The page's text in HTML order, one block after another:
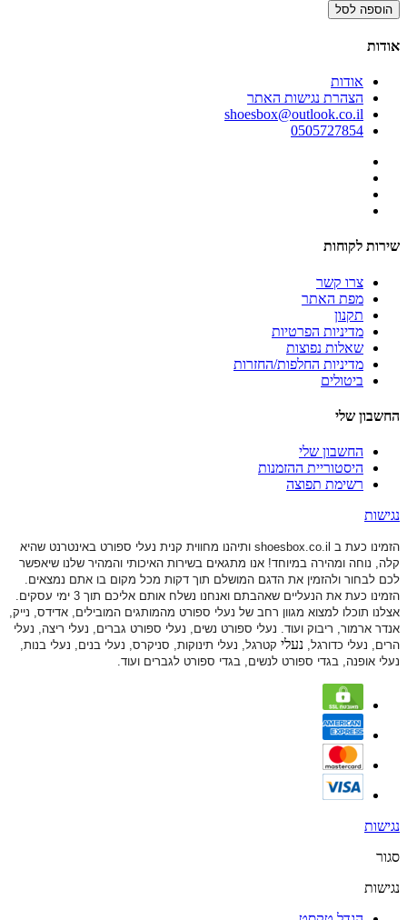
הוספה לסל
אודות
אודות
הצהרת נגישות האתר
shoesbox@outlook.co.il
0505727854
שירות לקוחות
צרו קשר
מפת האתר
תקנון
מדיניות הפרטיות
שאלות נפוצות
מדיניות החלפות/החזרות
ביטולים
החשבון שלי
החשבון שלי
היסטוריית ההזמנות
רשימת תפוצה
נגישות
הזמינו כעת ב shoesbox.co.il ותיהנו מחווית קנית נעלי ספורט באינטרנט שהיא
קלה, נוחה ומהירה במיוחד! אנו מתגאים בשירות האיכותי והמהיר שלנו שיאפשר
לכם לבחור ולהזמין את הדגם המושלם תוך דקות מכל מקום בו אתם נמצאים.
הזמינו כעת את הנעליים שאהבתם ואנחנו נשלח אותם אליכם תוך 3 ימי עסקים.
אצלנו תוכלו למצוא מגוון רחב של נעלי ספורט מהמותגים המובילים, אדידס, נייק,
אנדר ארמור, ריבוק ועוד. נעלי ספורט נשים, נעלי ספורט גברים, נעלי ריצה, נעלי
הרים, נעלי כדורגל, נעלי קטרגל, נעלי תינוקות, סניקרס, נעלי בנים, נעלי בנות,
נעלי אופנה, בגדי ספורט לנשים, בגדי ספורט לגברים ועוד.
נגישות
סגור
נגישות